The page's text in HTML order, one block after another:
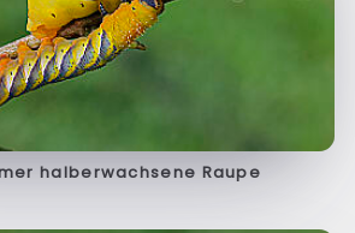
halberwachsene Raupe